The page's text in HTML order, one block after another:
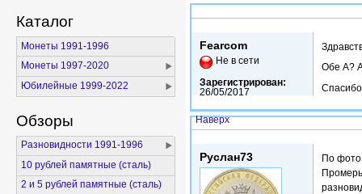
Каталог
Монеты 1991-1996
Монеты 1997-2020
Юбилейные 1999-2022
Обзоры
Разновидности 1991-1996
10 рублей памятные (сталь)
2 и 5 рублей памятные (сталь)
Fearcom
Не в сети
Зарегистрирован:
26/05/2017
Обе А?
Спасибо
Наверх
Руслан73
По